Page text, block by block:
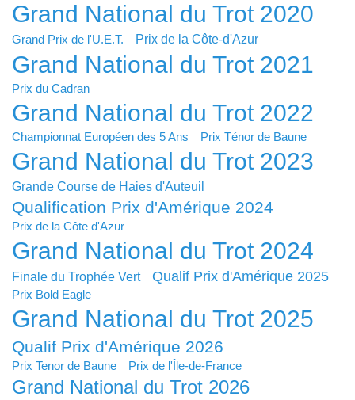
Grand National du Trot 2020
Grand Prix de l'U.E.T. Prix de la Côte-d'Azur
Grand National du Trot 2021
Prix du Cadran
Grand National du Trot 2022
Championnat Européen des 5 Ans Prix Ténor de Baune
Grand National du Trot 2023
Grande Course de Haies d'Auteuil
Qualification Prix d'Amérique 2024
Prix de la Côte d'Azur
Grand National du Trot 2024
Finale du Trophée Vert Qualif Prix d'Amérique 2025
Prix Bold Eagle
Grand National du Trot 2025
Qualif Prix d'Amérique 2026
Prix Tenor de Baune Prix de l'Île-de-France
Grand National du Trot 2026